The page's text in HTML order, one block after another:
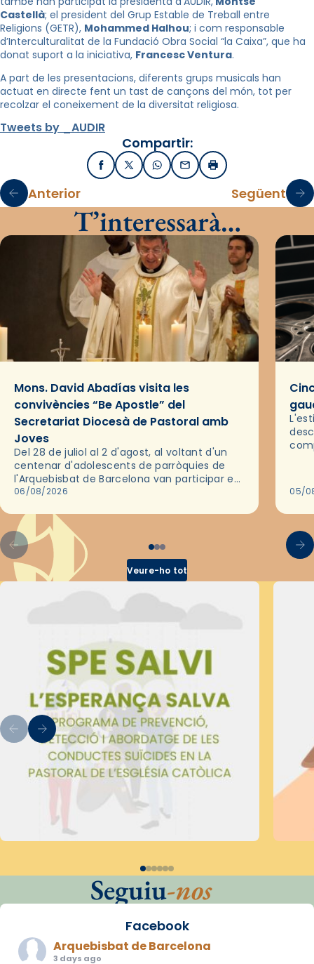
Castellà; el president del Grup Estable de Treball entre
Religions (GETR), Mohammed Halhou; i com responsable
d’Interculturalitat de la Fundació Obra Social “la Caixa”, que ha
donat suport a la iniciativa, Francesc Ventura.
A part de les presentacions, diferents grups musicals han
actuat en directe fent un tast de cançons del món, tot per
recolzar el coneixement de la diversitat religiosa.
Tweets by _AUDIR
Compartir:
FacebookX / TwitterWhatsApp
EmailImprimir
Anterior Següent
T’interessarà…
Mons. David Abadías visita les
convivències “Be Apostle” del
Secretariat Diocesà de Pastoral amb
Joves
Del 28 de juliol al 2 d'agost, al voltant d'un
centenar d'adolescents de parròquies de
l'Arquebisbat de Barcelona van participar en
les convivències Be Apostle, organitzades
06/08/2026 05/
Veure-ho tot
Seguiu-nos
Facebook
Arquebisbat de Barcelona
3 days ago